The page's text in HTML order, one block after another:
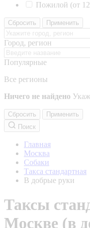
Пожилой (от
Сбросить Применить
Город, регион
Популярные
Все регионы
Ничего не найдено
Сбросить
Применить
Поиск
Главная
Москва
Собаки
Такса стандартная
В добрые руки
Таксы
Москве (в